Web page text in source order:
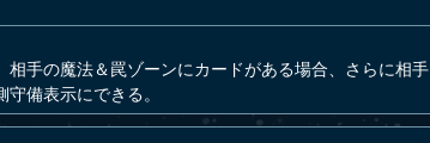
相手の魔法＆罠ゾーンにカードがある場合、さらに相手
備表示にできる。